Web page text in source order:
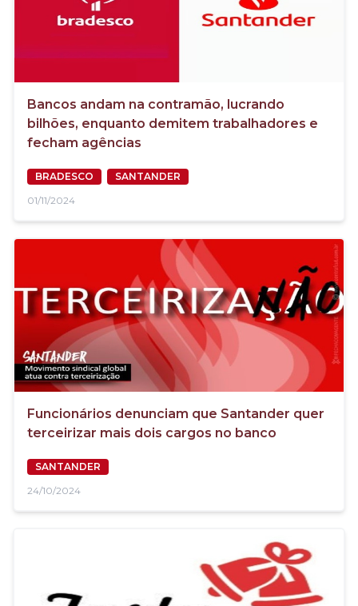
Bancos andam na contramão, lucrando
bilhões, enquanto demitem trabalhadores e
fecham agências
BRADESCO
SANTANDER
01/11/2024
Funcionários denunciam que Santander quer
terceirizar mais dois cargos no banco
SANTANDER
24/10/2024